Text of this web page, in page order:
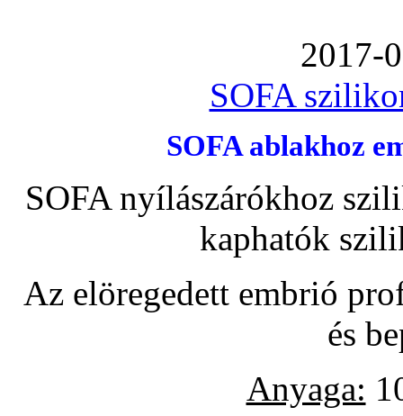
2017-
SOFA
SOFA ablakhoz
SOFA nyílászárókhoz
kaphatók
Az elöregedett embrió
és
Anyaga: